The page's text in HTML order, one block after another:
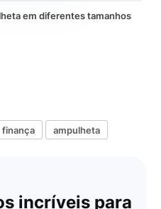
em diferentes tamanhos
finança ampulheta
incríveis para